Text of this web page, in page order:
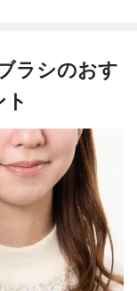
ラシのおす